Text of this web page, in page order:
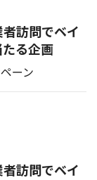
訪問でベイ
る企画
ーン
訪問でベイ